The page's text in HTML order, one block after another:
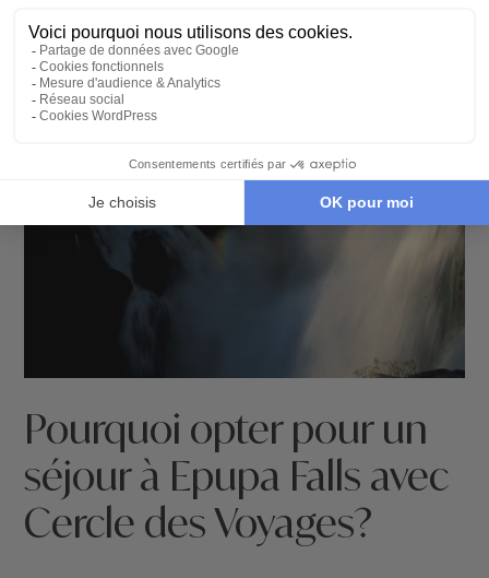
Pourquoi opter pour un
séjour à Epupa Falls avec
Cercle des Voyages?